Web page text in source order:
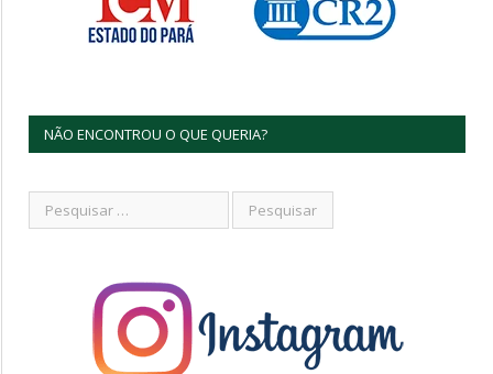
NÃO ENCONTROU O QUE QUERIA?